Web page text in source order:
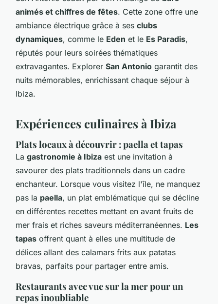
animés et chiffres de fêtes. Cette zone offre une
ambiance électrique grâce à ses clubs
dynamiques, comme le Eden et le Es Paradis,
réputés pour leurs soirées thématiques
extravagantes. Explorer San Antonio garantit des
nuits mémorables, enrichissant chaque séjour à
Ibiza.
Expériences culinaires à Ibiza
Plats locaux à découvrir : paella et tapas
La gastronomie à Ibiza est une invitation à
savourer des plats traditionnels dans un cadre
enchanteur. Lorsque vous visitez l'île, ne manquez
pas la paella, un plat emblématique qui se décline
en différentes recettes mettant en avant fruits de
mer frais et riches saveurs méditerranéennes. Les
tapas offrent quant à elles une multitude de
délices allant des calamars frits aux patatas
bravas, parfaits pour partager entre amis.
Restaurants avec vue sur la mer pour un
repas inoubliable